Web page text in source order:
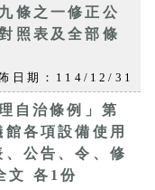
條之一修正公
照表及全部條
日期：114/12/31
自治條例」第
各項設備使用
公告、令、修
文 各1份